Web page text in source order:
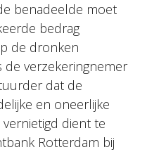
benadeelde moet
bedrag
de dronken
de verzekeringnemer
dat de
en oneerlijke
dient te
Rotterdam bij